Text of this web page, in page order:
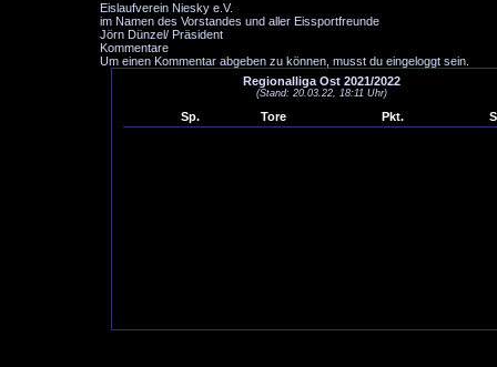
Eislaufverein Niesky e.V.
im Namen des Vorstandes und aller Eissportfreunde
Jörn Dünzel/ Präsident
Kommentare
Um einen Kommentar abgeben zu können, musst du eingeloggt sein.
Regionalliga Ost 2021/2022
(Stand: 20.03.22, 18:11 Uhr)
Sp. Tore Pkt.